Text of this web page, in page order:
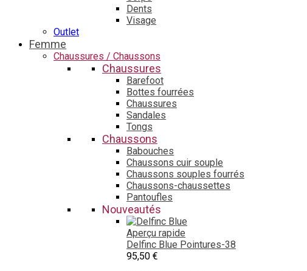
Dents
Visage
Outlet
Femme
Chaussures / Chaussons
Chaussures
Barefoot
Bottes fourrées
Chaussures
Sandales
Tongs
Chaussons
Babouches
Chaussons cuir souple
Chaussons souples fourrés
Chaussons-chaussettes
Pantoufles
Nouveautés
Aperçu rapide
Delfinc Blue Pointures-38
95,50 €